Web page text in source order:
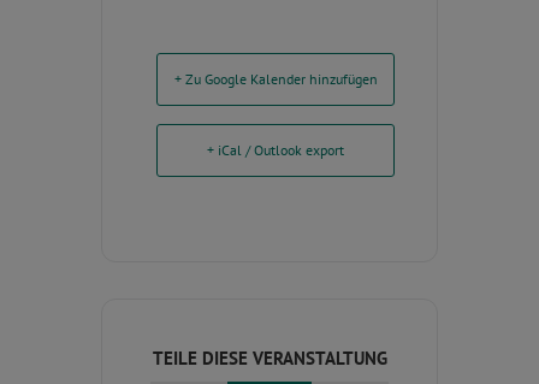
+ Zu Google Kalender hinzufügen
+ iCal / Outlook export
TEILE DIESE VERANSTALTUNG